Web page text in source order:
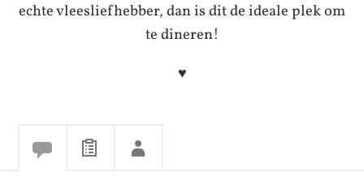
echte vleesliefhebber, dan is dit de ideale plek om
te dineren!
♥